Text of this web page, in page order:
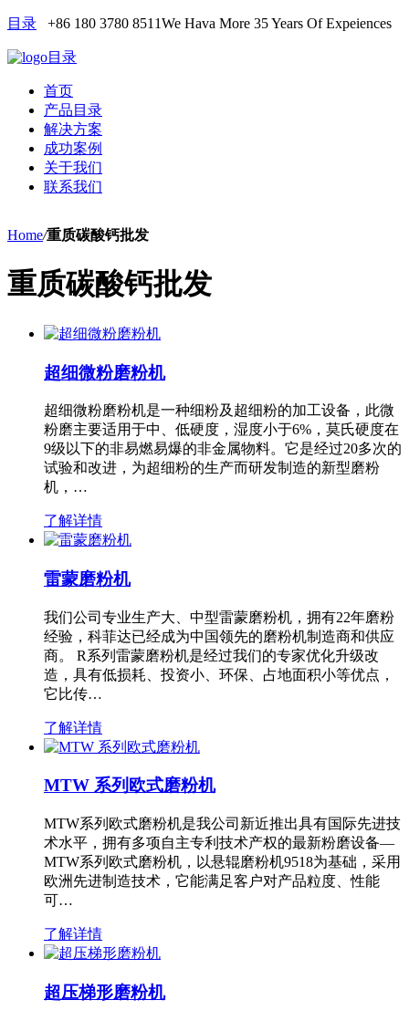
目录 +86 180 3780 8511We Hava More 35 Years Of Expeiences
目录
首页
产品目录
解决方案
成功案例
关于我们
联系我们
Home/重质碳酸钙批发
重质碳酸钙批发
超细微粉磨粉机
超细微粉磨粉机是一种细粉及超细粉的加工设备，此微
粉磨主要适用于中、低硬度，湿度小于6%，莫氏硬度在
9级以下的非易燃易爆的非金属物料。它是经过20多次的
试验和改进，为超细粉的生产而研发制造的新型磨粉
机，…
了解详情
雷蒙磨粉机
我们公司专业生产大、中型雷蒙磨粉机，拥有22年磨粉
经验，科菲达已经成为中国领先的磨粉机制造商和供应
商。 R系列雷蒙磨粉机是经过我们的专家优化升级改
造，具有低损耗、投资小、环保、占地面积小等优点，
它比传…
了解详情
MTW 系列欧式磨粉机
MTW系列欧式磨粉机是我公司新近推出具有国际先进技
术水平，拥有多项自主专利技术产权的最新粉磨设备—
MTW系列欧式磨粉机，以悬辊磨粉机9518为基础，采用
欧洲先进制造技术，它能满足客户对产品粒度、性能
可…
了解详情
超压梯形磨粉机